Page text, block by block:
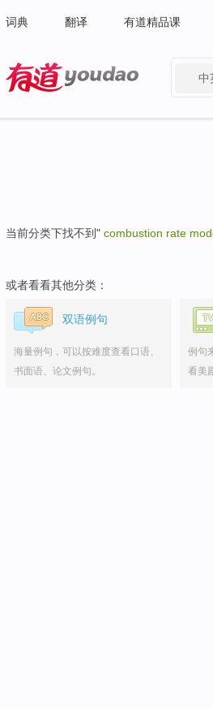
词典 翻译 有道精品课
中
当前分类下找不到" combustion rate
或者看看其他分类：
双语例句
海量例句，可以按难度查看口语、
书面语、论文例句。
例句
看美